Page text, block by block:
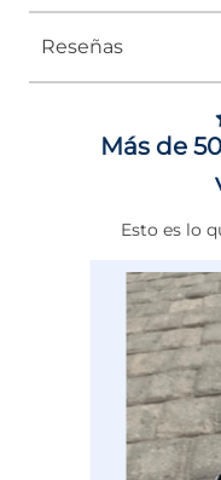
Tipo
Género
Reseñas
Más de
Esto es lo